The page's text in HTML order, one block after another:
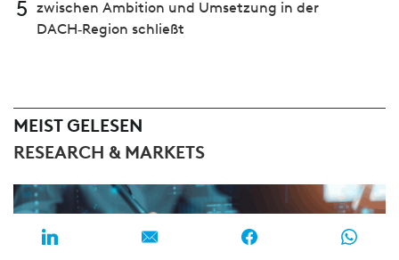
5 zwischen Ambition und Umsetzung in der
DACH‑Region schließt
MEIST GELESEN
RESEARCH & MARKETS